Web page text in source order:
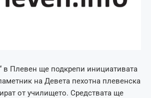
в Плевен ще подкрепи инициативата
на Девета пехотна плевенска
от училището. Средствата ще